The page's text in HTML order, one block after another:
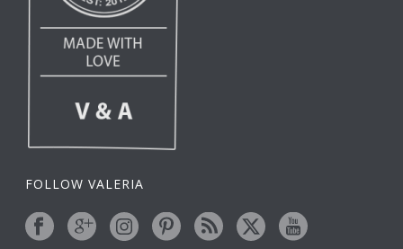
FOLLOW VALERIA